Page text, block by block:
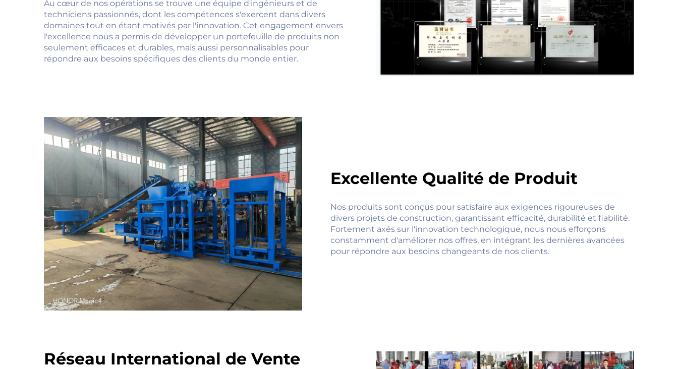
Au cœur de nos opérations se trouve une équipe d'ingénieurs et de
techniciens passionnés, dont les compétences s'exercent dans divers
domaines tout en étant motivés par l'innovation. Cet engagement envers
l'excellence nous a permis de développer un portefeuille de produits non
seulement efficaces et durables, mais aussi personnalisables pour
répondre aux besoins spécifiques des clients du monde entier.
Excellente Qualité de Produit
Nos produits sont conçus pour satisfaire aux exigences rigoureuses de
divers projets de construction, garantissant efficacité, durabilité et fiabilité.
Fortement axés sur l'innovation technologique, nous nous efforçons
constamment d'améliorer nos offres, en intégrant les dernières avancées
pour répondre aux besoins changeants de nos clients.
Réseau International de Vente